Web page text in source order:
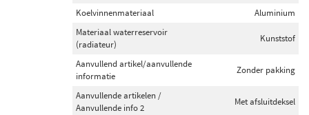
Koelvinnenmateriaal
Aluminium
Materiaal waterreservoir
(radiateur)
Kunststof
Aanvullend artikel/aanvullende
informatie
Zonder pakking
Aanvullende artikelen /
Aanvullende info 2
Met afsluitdeksel